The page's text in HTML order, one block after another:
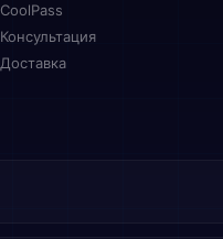
CoolPass
Консультация
Доставка